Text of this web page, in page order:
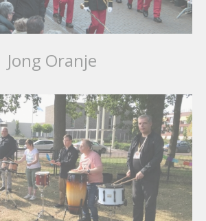
Jong Oranje